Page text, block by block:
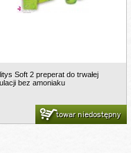
Soft 2 preperat do trwałej
bez amoniaku
towar niedostępny